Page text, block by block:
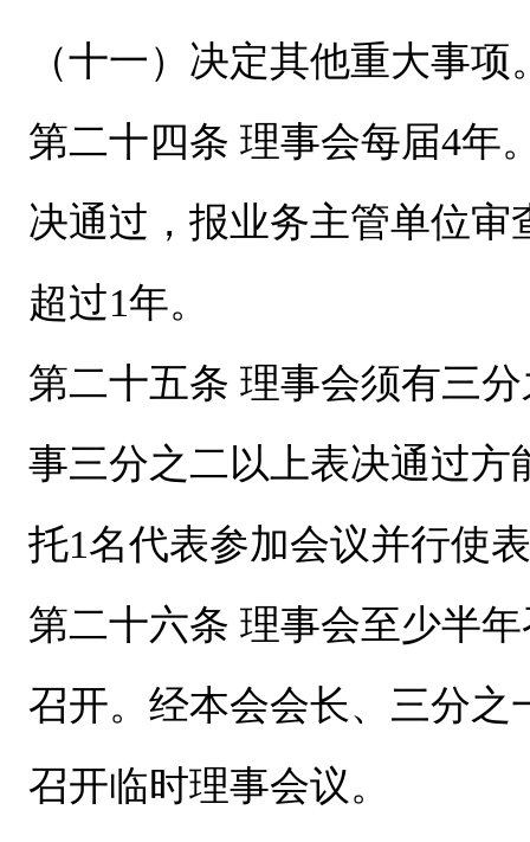
（十一）决定其他重大事项
第二十四条 理事会每届4年
决通过，报业务主管单位
超过1年。
第二十五条 理事会须有三
事三分之二以上表决通过
托1名代表参加会议并行使
第二十六条 理事会至少半
召开。经本会会长、三分
召开临时理事会议。